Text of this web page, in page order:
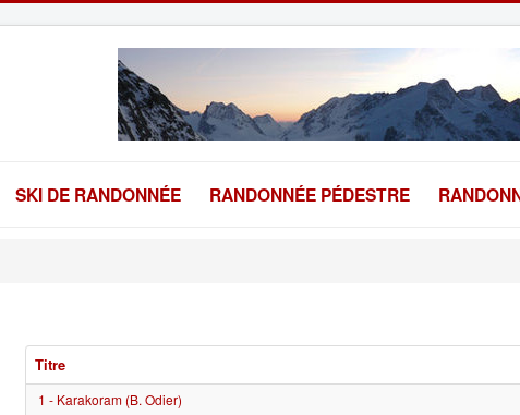
SKI DE RANDONNÉE RANDONNÉE PÉDESTRE
Titre
1 - Karakoram (B. Odier)